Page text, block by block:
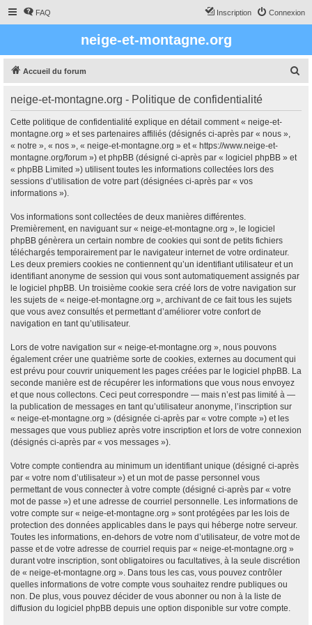
FAQ Connexion
Inscription
neige-et-montagne.org
Accueil du forum
neige-et-montagne.org - Politique de confidentialité
Cette politique de confidentialité explique en détail comment « neige-et-
montagne.org » et ses partenaires affiliés (désignés ci-après par « nous »,
« notre », « nos », « neige-et-montagne.org » et « https://www.neige-et-
montagne.org/forum ») et phpBB (désigné ci-après par « logiciel phpBB » et
« phpBB Limited ») utilisent toutes les informations collectées lors des
sessions d’utilisation de votre part (désignées ci-après par « vos
informations »).
Vos informations sont collectées de deux manières différentes.
Premièrement, en naviguant sur « neige-et-montagne.org », le logiciel
phpBB génèrera un certain nombre de cookies qui sont de petits fichiers
téléchargés temporairement par le navigateur internet de votre ordinateur.
Les deux premiers cookies ne contiennent qu’un identifiant utilisateur et un
identifiant anonyme de session qui vous sont automatiquement assignés par
le logiciel phpBB. Un troisième cookie sera créé lors de votre navigation sur
les sujets de « neige-et-montagne.org », archivant de ce fait tous les sujets
que vous avez consultés et permettant d’améliorer votre confort de
navigation en tant qu’utilisateur.
Lors de votre navigation sur « neige-et-montagne.org », nous pouvons
également créer une quatrième sorte de cookies, externes au document qui
est prévu pour couvrir uniquement les pages créées par le logiciel phpBB. La
seconde manière est de récupérer les informations que vous nous envoyez
et que nous collectons. Ceci peut correspondre — mais n’est pas limité à —
la publication de messages en tant qu’utilisateur anonyme, l’inscription sur
« neige-et-montagne.org » (désignée ci-après par « votre compte ») et les
messages que vous publiez après votre inscription et lors de votre connexion
(désignés ci-après par « vos messages »).
Votre compte contiendra au minimum un identifiant unique (désigné ci-après
par « votre nom d’utilisateur ») et un mot de passe personnel vous
permettant de vous connecter à votre compte (désigné ci-après par « votre
mot de passe ») et une adresse de courriel personnelle. Les informations de
votre compte sur « neige-et-montagne.org » sont protégées par les lois de
protection des données applicables dans le pays qui héberge notre serveur.
Toutes les informations, en-dehors de votre nom d’utilisateur, de votre mot de
passe et de votre adresse de courriel requis par « neige-et-montagne.org »
durant votre inscription, sont obligatoires ou facultatives, à la seule discrétion
de « neige-et-montagne.org ». Dans tous les cas, vous pouvez contrôler
quelles informations de votre compte vous souhaitez rendre publiques ou
non. De plus, vous pouvez décider de vous abonner ou non à la liste de
diffusion du logiciel phpBB depuis une option disponible sur votre compte.